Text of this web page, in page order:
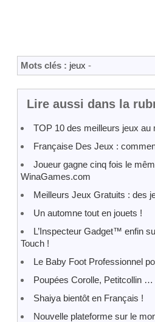
Mots clés : jeux -
Lire aussi dans la
TOP 10 des meilleurs jeux au
Française Des Jeux :
Joueur gagne cinq fois le
WinaGames.com
Meilleurs Jeux Gratuits : des
Un automne tout en jouets !
L’Inspecteur Gadget™ enfin
Touch !
Le Baby Foot Professionnel
Poupées Corolle, Petitcollin …
Shaiya bientôt en Français !
Nouvelle plateforme sur le